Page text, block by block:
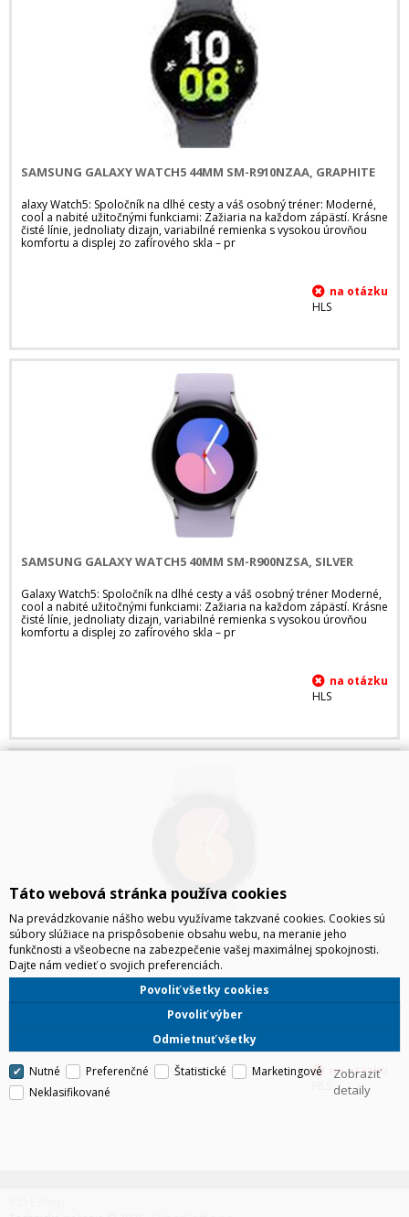
SAMSUNG GALAXY WATCH5 44MM SM-R910NZAA, GRAPHITE
alaxy Watch5: Spoločník na dlhé cesty a váš osobný tréner: Moderné,
cool a nabité užitočnými funkciami: Zažiaria na každom zápästí. Krásne
čisté línie, jednoliaty dizajn, variabilné remienka s vysokou úrovňou
komfortu a displej zo zafírového skla – pr
HLS
SAMSUNG GALAXY WATCH5 40MM SM-R900NZSA, SILVER
Galaxy Watch5: Spoločník na dlhé cesty a váš osobný tréner Moderné,
cool a nabité užitočnými funkciami: Zažiaria na každom zápästí. Krásne
čisté línie, jednoliaty dizajn, variabilné remienka s vysokou úrovňou
komfortu a displej zo zafírového skla – pr
HLS
SAMSUNG GALAXY WATCH5 40MM SM-R900NZDA, PINK GOLD
Galaxy Watch5: Spoločník na dlhé cesty a váš osobný tréner Moderné,
cool a nabité užitočnými funkciami: Zažiaria na každom zápästí. Krásne
čisté línie, jednoliaty dizajn, variabilné remienka s vysokou úrovňou
komfortu a displej zo zafírového skla – pr
Táto webová stránka používa cookies
Na prevádzkovanie nášho webu využívame takzvané cookies. Cookies sú
súbory slúžiace na prispôsobenie obsahu webu, na meranie jeho
funkčnosti a všeobecne na zabezpečenie vašej maximálnej spokojnosti.
Dajte nám vedieť o svojich preferenciách.
Odmietnuť všetky
Povoliť výber
Povoliť všetky cookies
Nutné Preferenčné Štatistické
Marketingové
Neklasifikované
Zobraziť
detaily